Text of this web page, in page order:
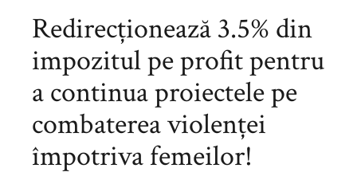
Redirecționează 3.5% din
impozitul pe profit pentru
a continua proiectele pe
combaterea violenței
împotriva femeilor!